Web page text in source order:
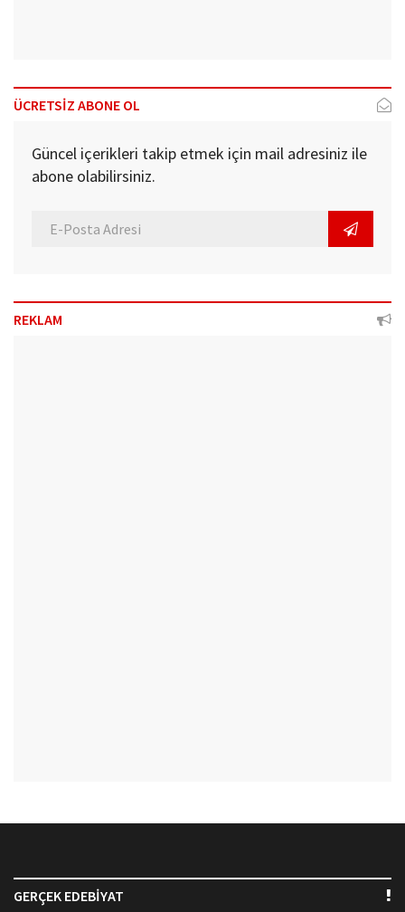
ÜCRETSİZ ABONE OL
Güncel içerikleri takip etmek için mail adresiniz ile
abone olabilirsiniz.
REKLAM
GERÇEK EDEBİYAT